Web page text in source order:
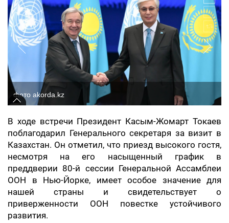
фото akorda.kz
В ходе встречи Президент Касым-Жомарт Токаев
поблагодарил Генерального секретаря за визит в
Казахстан. Он отметил, что приезд высокого гостя,
несмотря на его насыщенный график в
преддверии 80-й сессии Генеральной Ассамблеи
ООН в Нью-Йорке, имеет особое значение для
нашей страны и свидетельствует о
приверженности ООН повестке устойчивого
развития.